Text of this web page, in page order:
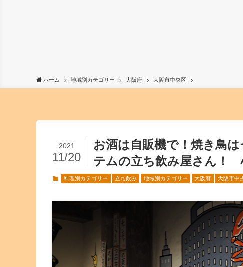
ホーム 地域別カテゴリー 大阪府 大阪市中央区
お酒は自販機で！焼き鳥
テムの立ち飲み屋さん！
2021
11/20
料理別カテゴリー 立ち飲み 地域別カテゴリー 大阪府 大阪市中